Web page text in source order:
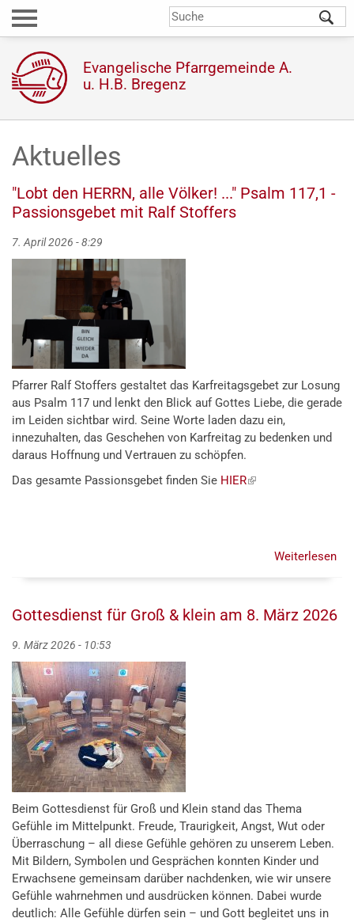
Direkt
zum
Evangelische Pfarrgemeinde A.
u. H.B. Bregenz
Suchformular
Aktuelles
"Lobt den HERRN, alle Völker! ..." Psalm 117,1 -
Passionsgebet mit Ralf Stoffers
7. April 2026 - 8:29
Pfarrer Ralf Stoffers gestaltet das Karfreitagsgebet zur Losung
aus Psalm 117 und lenkt den Blick auf Gottes Liebe, die gerade
im Leiden sichtbar wird. Seine Worte laden dazu ein,
innezuhalten, das Geschehen von Karfreitag zu bedenken und
daraus Hoffnung und Vertrauen zu schöpfen.
Das gesamte Passionsgebet finden Sie HIER(externer
Weiterlesen
Gottesdienst für Groß & klein am 8. März 2026
9. März 2026 - 10:53
Beim Gottesdienst für Groß und Klein stand das Thema
Gefühle im Mittelpunkt. Freude, Traurigkeit, Angst, Wut oder
Überraschung – all diese Gefühle gehören zu unserem Leben.
Mit Bildern, Symbolen und Gesprächen konnten Kinder und
Erwachsene gemeinsam darüber nachdenken, wie wir unsere
Gefühle wahrnehmen und ausdrücken können. Dabei wurde
deutlich: Alle Gefühle dürfen sein – und Gott begleitet uns in